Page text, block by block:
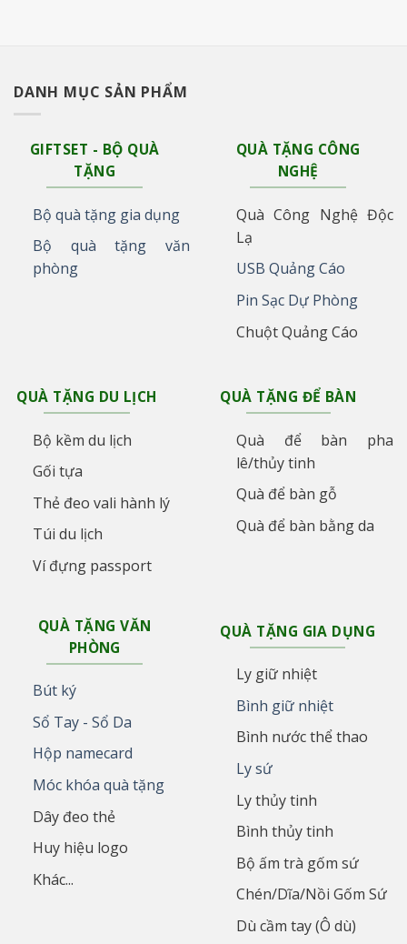
DANH MỤC SẢN PHẨM
GIFTSET - BỘ QUÀ
TẶNG
Bộ quà tặng gia dụng
Bộ quà tặng văn
phòng
QUÀ TẶNG CÔNG
NGHỆ
Quà Công Nghệ Độc
Lạ
USB Quảng Cáo
Pin Sạc Dự Phòng
Chuột Quảng Cáo
QUÀ TẶNG DU LỊCH
Bộ kềm du lịch
Gối tựa
Thẻ đeo vali hành lý
Túi du lịch
Ví đựng passport
QUÀ TẶNG ĐỂ BÀN
Quà để bàn pha
lê/thủy tinh
Quà để bàn gỗ
Quà để bàn bằng da
QUÀ TẶNG VĂN
PHÒNG
Bút ký
Sổ Tay - Sổ Da
Hộp namecard
Móc khóa quà tặng
Dây đeo thẻ
Huy hiệu logo
Khác...
QUÀ TẶNG GIA DỤNG
Ly giữ nhiệt
Bình giữ nhiệt
Bình nước thể thao
Ly sứ
Ly thủy tinh
Bình thủy tinh
Bộ ấm trà gốm sứ
Chén/Dĩa/Nồi Gốm Sứ
Dù cầm tay (Ô dù)